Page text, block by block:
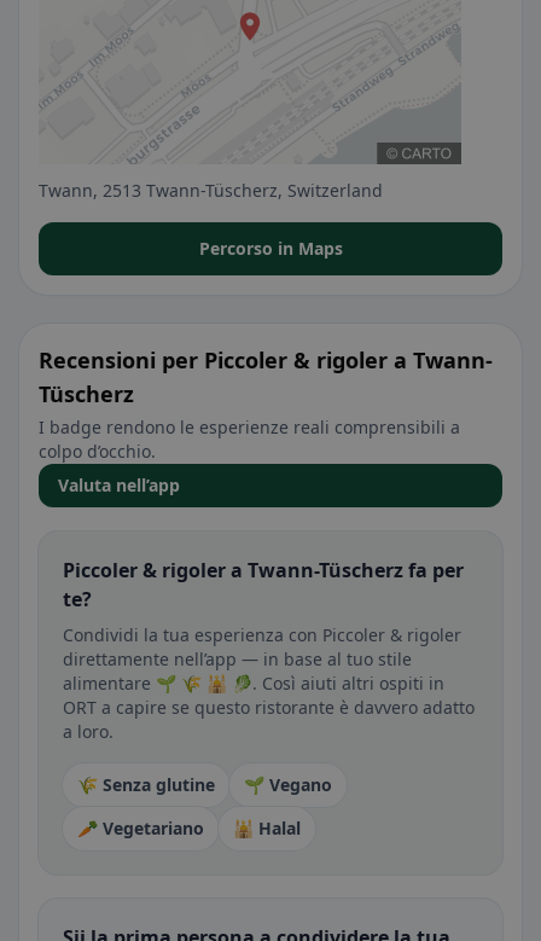
Twann, 2513 Twann-Tüscherz, Switzerland
Percorso in Maps
Recensioni per Piccoler & rigoler a Twann-
Tüscherz
I badge rendono le esperienze reali comprensibili a
colpo d’occhio.
Valuta nell’app
Piccoler & rigoler a Twann-Tüscherz fa per
te?
Condividi la tua esperienza con Piccoler & rigoler
direttamente nell’app — in base al tuo stile
alimentare 🌱 🌾 🕌 🥬. Così aiuti altri ospiti in
ORT a capire se questo ristorante è davvero adatto
a loro.
🌾 Senza glutine
🌱 Vegano
🥕 Vegetariano
🕌 Halal